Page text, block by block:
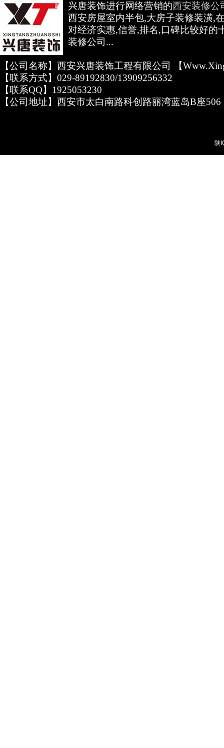
兴唐装饰进行网络营销的西安装修公
西安房屋室内半包,大房子装修装潢,
对经济实惠,信誉,排名,口碑比较好的
装修公司...
【公司名称】西安兴唐装饰工程有限公司 【
【联系方式】029-89192830/13909256332
【联系QQ】1925053230
【公司地址】西安市太白南路科创路丽湾蓝岛B座506
陕